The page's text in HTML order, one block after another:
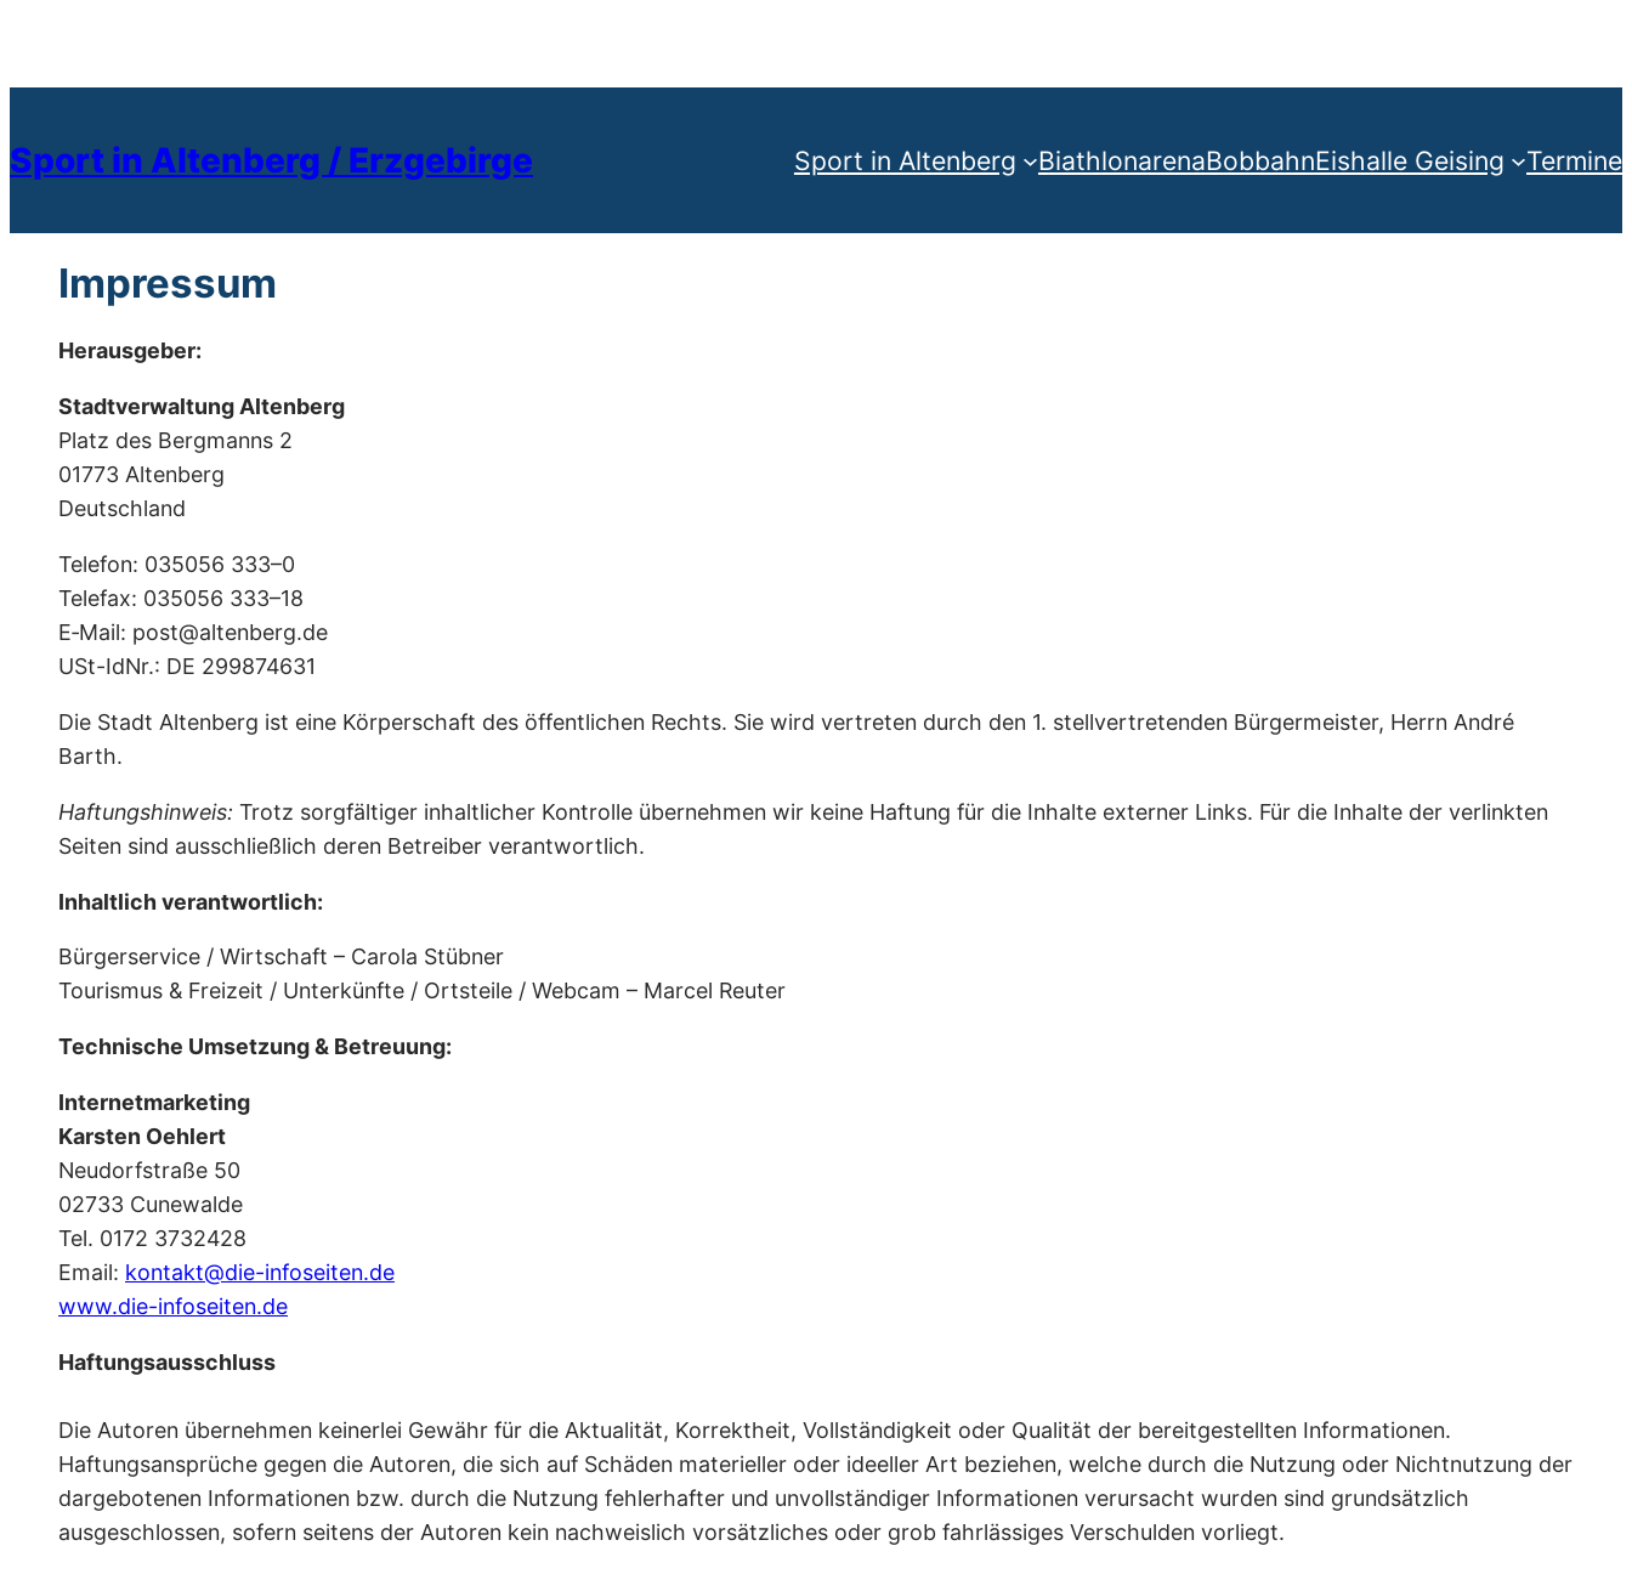
springen
Sport in Altenberg / Erzgebirge Sport in Altenberg BiathlonarenaBobbahnEishalle Geising Termine
Impressum
Herausgeber:
Stadtverwaltung Altenberg
Platz des Bergmanns 2
01773 Altenberg
Deutschland
Telefon: 035056 333–0
Telefax: 035056 333–18
E‑Mail: post@altenberg.de
USt-IdNr.: DE 299874631
Die Stadt Altenberg ist eine Körperschaft des öffentlichen Rechts. Sie wird vertreten durch den 1. stellvertretenden Bürgermeister, Herrn André
Barth.
Haftungshinweis: Trotz sorgfältiger inhaltlicher Kontrolle übernehmen wir keine Haftung für die Inhalte externer Links. Für die Inhalte der verlinkten
Seiten sind ausschließlich deren Betreiber verantwortlich.
Inhaltlich verantwortlich:
Bürgerservice / Wirtschaft – Carola Stübner
Tourismus & Freizeit / Unterkünfte / Ortsteile / Webcam – Marcel Reuter
Technische Umsetzung & Betreuung:
Internetmarketing
Karsten Oehlert
Neudorfstraße 50
02733 Cunewalde
Tel. 0172 3732428
Email: kontakt@die-infoseiten.de
www.die-infoseiten.de
Haftungsausschluss
Die Autoren übernehmen keinerlei Gewähr für die Aktualität, Korrektheit, Vollständigkeit oder Qualität der bereitgestellten Informationen.
Haftungsansprüche gegen die Autoren, die sich auf Schäden materieller oder ideeller Art beziehen, welche durch die Nutzung oder Nichtnutzung der
dargebotenen Informationen bzw. durch die Nutzung fehlerhafter und unvollständiger Informationen verursacht wurden sind grundsätzlich
ausgeschlossen, sofern seitens der Autoren kein nachweislich vorsätzliches oder grob fahrlässiges Verschulden vorliegt.